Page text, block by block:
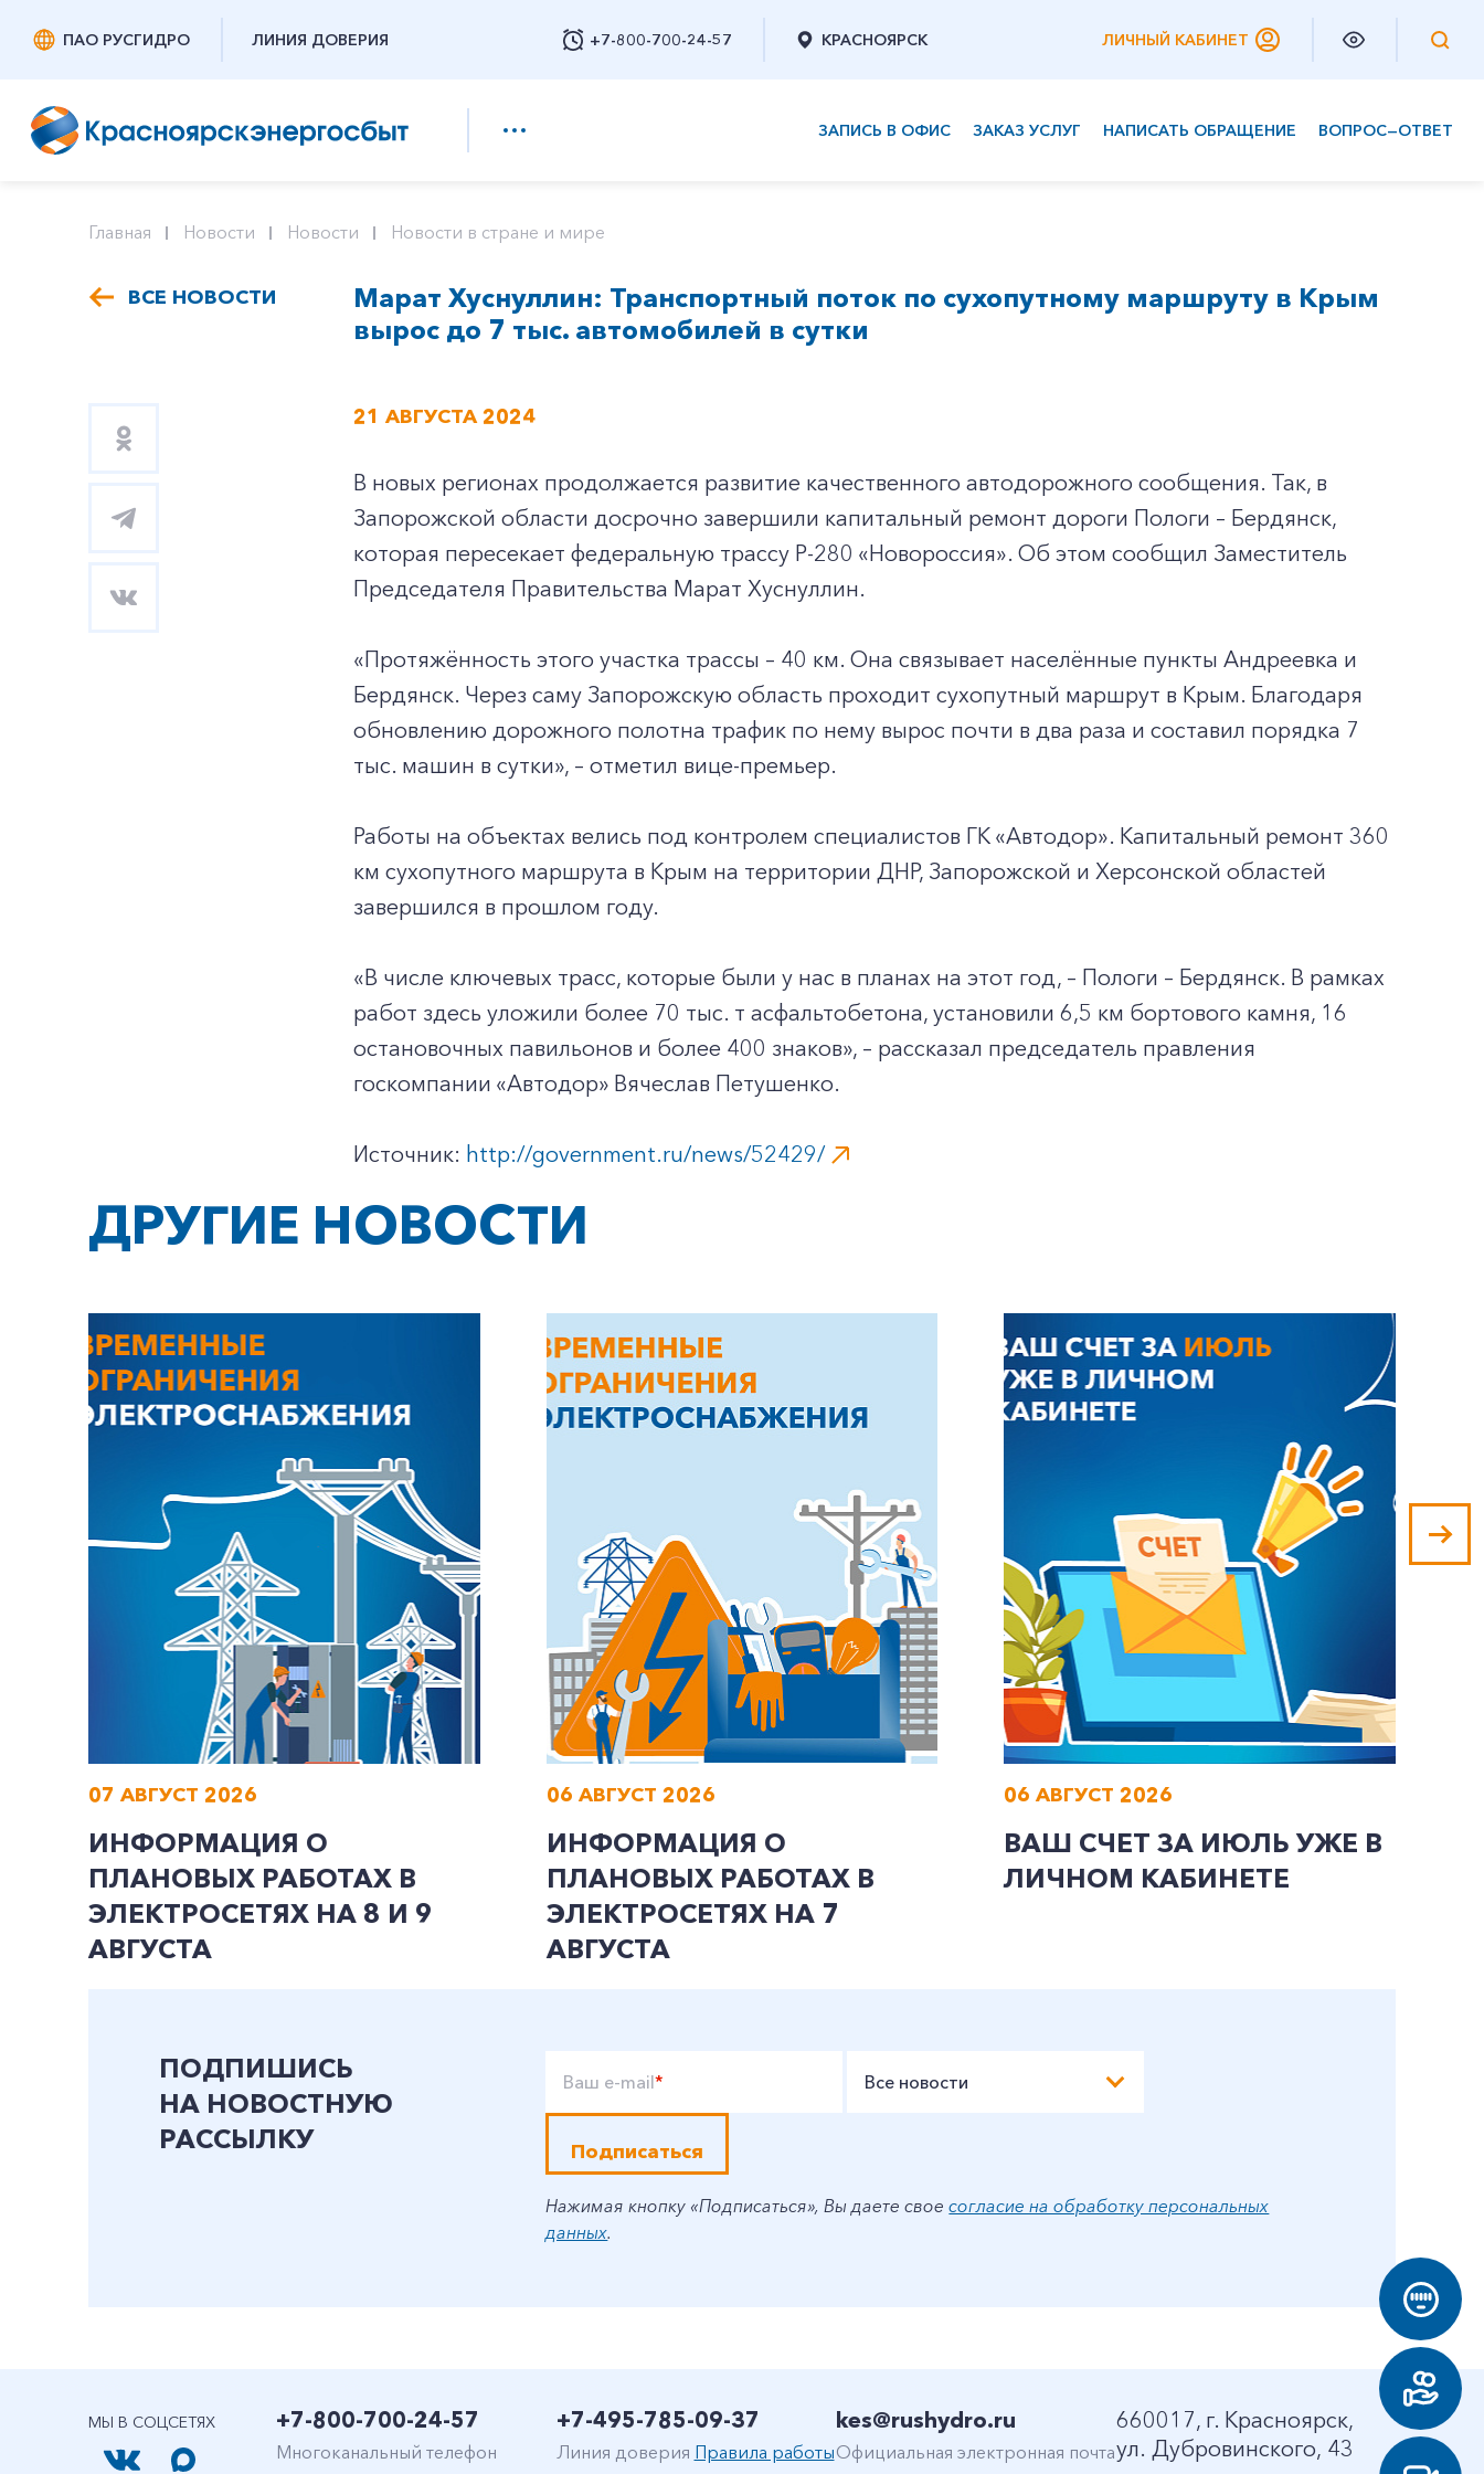
ПАО РУСГИДРО ЛИНИЯ ДОВЕРИЯ +7-800-700-24-57
Заказать обратный звонок
КРАСНОЯРСК ЛИЧНЫЙ КАБИНЕТ
ЗАПИСЬ В ОФИС ЗАКАЗ УСЛУГ НАПИСАТЬ ОБРАЩЕНИЕ ВОПРОС—ОТВЕТ
+7-800-700-24-57
Заказать обратный звонок
Частным клиентам
Главная Новости Новости Новости в стране и мире
ВСЕ НОВОСТИ
Марат Хуснуллин: Транспортный поток по сухопутному маршруту в Крым
вырос до 7 тыс. автомобилей в сутки
21 АВГУСТА 2024
В новых регионах продолжается развитие качественного автодорожного сообщения. Так, в
Запорожской области досрочно завершили капитальный ремонт дороги Пологи – Бердянск,
которая пересекает федеральную трассу Р-280 «Новороссия». Об этом сообщил Заместитель
Председателя Правительства Марат Хуснуллин.
«Протяжённость этого участка трассы – 40 км. Она связывает населённые пункты Андреевка и
Бердянск. Через саму Запорожскую область проходит сухопутный маршрут в Крым. Благодаря
обновлению дорожного полотна трафик по нему вырос почти в два раза и составил порядка 7
тыс. машин в сутки», – отметил вице-премьер.
Работы на объектах велись под контролем специалистов ГК «Автодор». Капитальный ремонт 360
км сухопутного маршрута в Крым на территории ДНР, Запорожской и Херсонской областей
завершился в прошлом году.
«В числе ключевых трасс, которые были у нас в планах на этот год, – Пологи – Бердянск. В рамках
работ здесь уложили более 70 тыс. т асфальтобетона, установили 6,5 км бортового камня, 16
остановочных павильонов и более 400 знаков», – рассказал председатель правления
госкомпании «Автодор» Вячеслав Петушенко.
Источник: http://government.ru/news/52429/
ДРУГИЕ НОВОСТИ
07 АВГУСТ 2026
ИНФОРМАЦИЯ О
ПЛАНОВЫХ РАБОТАХ В
ЭЛЕКТРОСЕТЯХ НА 8 И 9
АВГУСТА
06 АВГУСТ 2026
ИНФОРМАЦИЯ О
ПЛАНОВЫХ РАБОТАХ В
ЭЛЕКТРОСЕТЯХ НА 7
АВГУСТА
06 АВГУСТ 2026
ВАШ СЧЕТ ЗА ИЮЛЬ УЖЕ В
ЛИЧНОМ КАБИНЕТЕ
ПОДПИШИСЬ
НА НОВОСТНУЮ
РАССЫЛКУ
Ваш e-mail* Все новости
Подписаться
Нажимая кнопку «Подписаться», Вы даете своесогласие на обработку персональных
данных.
МЫ В СОЦСЕТЯХ +7-800-700-24-57
Многоканальный телефон
+7-495-785-09-37
Линия доверия Правила работы
kes@rushydro.ru
Официальная электронная почта
660017, г. Красноярск,
ул. Дубровинского, 43